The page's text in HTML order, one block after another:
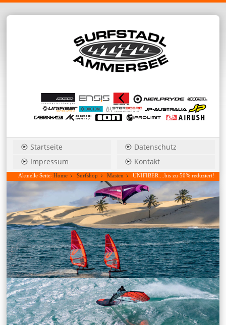
Startseite
Datenschutz
Impressum
Kontakt
Aktuelle Seite:Home Surfshop Masten UNIFIBER....bis zu 50% reduziert!